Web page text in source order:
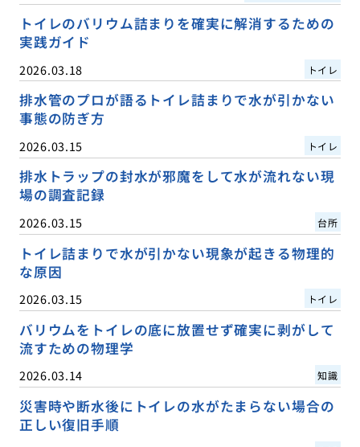
トイレのバリウム詰まりを確実に解消するための
実践ガイド
2026.03.18 トイレ
排水管のプロが語るトイレ詰まりで水が引かない
事態の防ぎ方
2026.03.15 トイレ
排水トラップの封水が邪魔をして水が流れない現
場の調査記録
2026.03.15 台所
トイレ詰まりで水が引かない現象が起きる物理的
な原因
2026.03.15 トイレ
バリウムをトイレの底に放置せず確実に剥がして
流すための物理学
2026.03.14 知識
災害時や断水後にトイレの水がたまらない場合の
正しい復旧手順